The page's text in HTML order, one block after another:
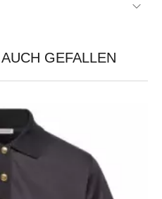
GEFALLEN